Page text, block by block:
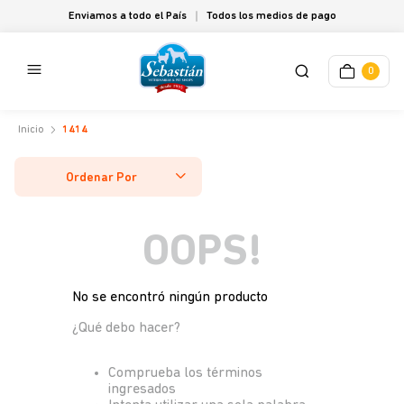
Enviamos a todo el País Todos los medios de pago
0
1414
Ordenar Por
OOPS!
No se encontró ningún producto
¿Qué debo hacer?
Comprueba los términos
ingresados